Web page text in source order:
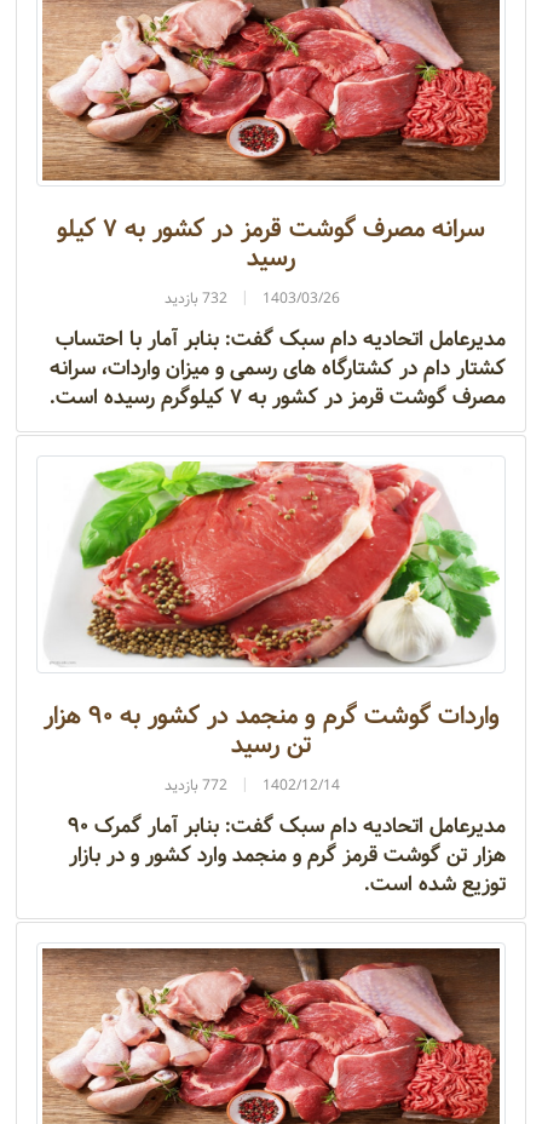
سرانه مصرف گوشت قرمز در کشور به ۷ کیلو
رسید
1403/03/26 732 بازدید
مدیرعامل اتحادیه دام سبک گفت: بنابر آمار با احتساب
کشتار دام در کشتارگاه های رسمی و میزان واردات، سرانه
مصرف گوشت قرمز در کشور به ۷ کیلوگرم رسیده است.
واردات گوشت گرم و منجمد در کشور به ۹۰ هزار
تن رسید
1402/12/14 772 بازدید
مدیرعامل اتحادیه دام سبک گفت: بنابر آمار گمرک ۹۰
هزار تن گوشت قرمز گرم و منجمد وارد کشور و در بازار
توزیع شده است.